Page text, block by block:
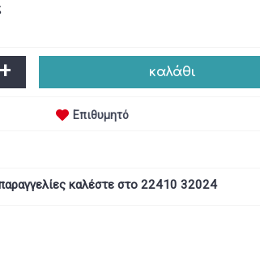
+ καλάθι
Επιθυμητό
καλέστε στο 22410 32024